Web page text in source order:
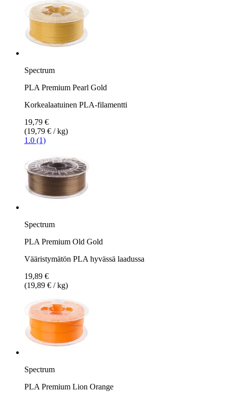
Spectrum
PLA Premium Pearl Gold
Korkealaatuinen PLA-filamentti
19,79 €
(19,79 € / kg)
1.0 (1)
Spectrum
PLA Premium Old Gold
Vääristymätön PLA hyvässä laadussa
19,89 €
(19,89 € / kg)
Spectrum
PLA Premium Lion Orange